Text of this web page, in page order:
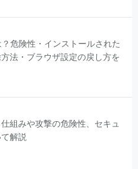
危険性・インストールされた
法・ブラウザ設定の戻し方を
組みや攻撃の危険性、セキュ
解説